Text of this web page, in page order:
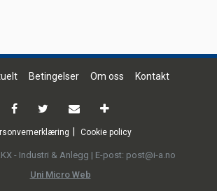
Betingelser Om oss Kontakt
Cookie policy
- Industri & Anlegg | E-post: post@i-a.no
Uni Micro Web